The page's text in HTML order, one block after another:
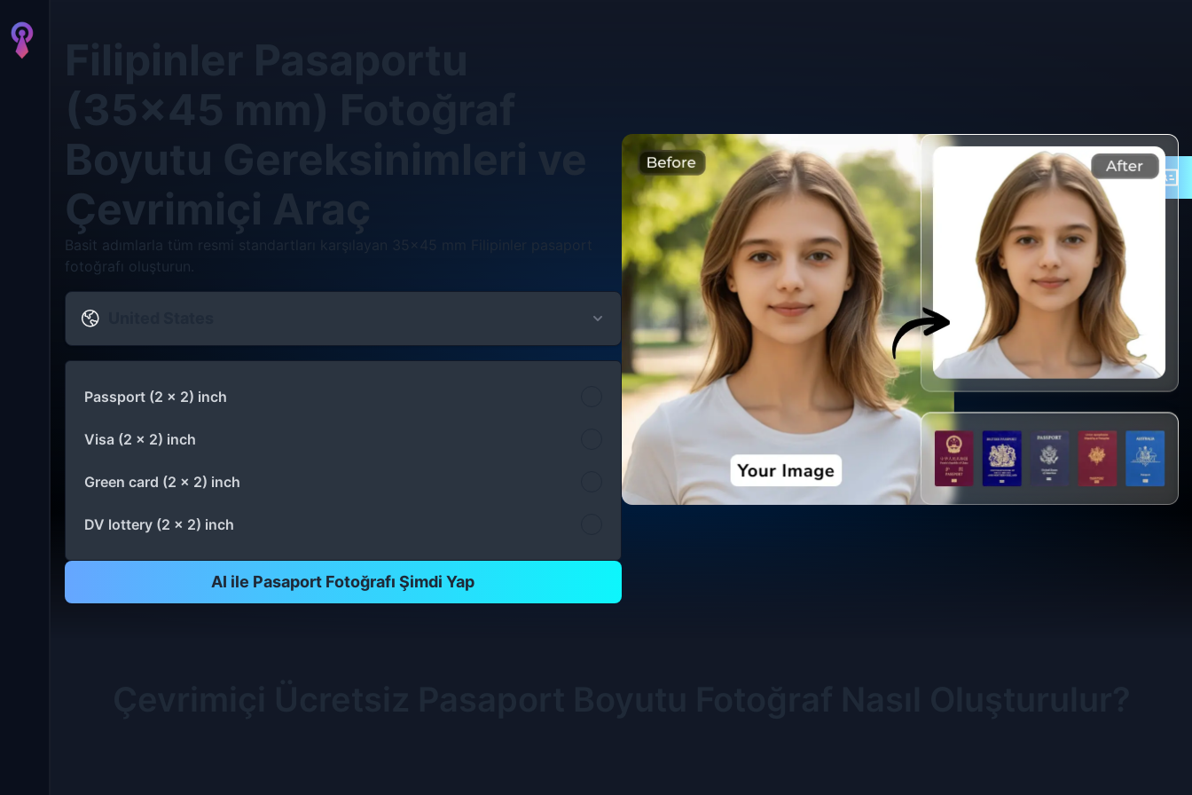
(35×45 mm) Fotoğraf
Boyutu Gereksinimleri ve
Çevrimiçi Araç
Basit adımlarla tüm resmi standartları karşılayan 35×45 mm Filipinler pasaport
fotoğrafı oluşturun.
Passport (2 x 2) inch
Visa (2 x 2) inch
Green card (2 x 2) inch
DV lottery (2 x 2) inch
AI ile Pasaport Fotoğrafı Şimdi Yap